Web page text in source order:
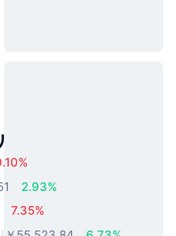
ドアセット
2.93%
7.35%